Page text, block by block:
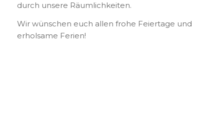
durch unsere Räumlichkeiten.
Wir wünschen euch allen frohe Feiertage und
erholsame Ferien!